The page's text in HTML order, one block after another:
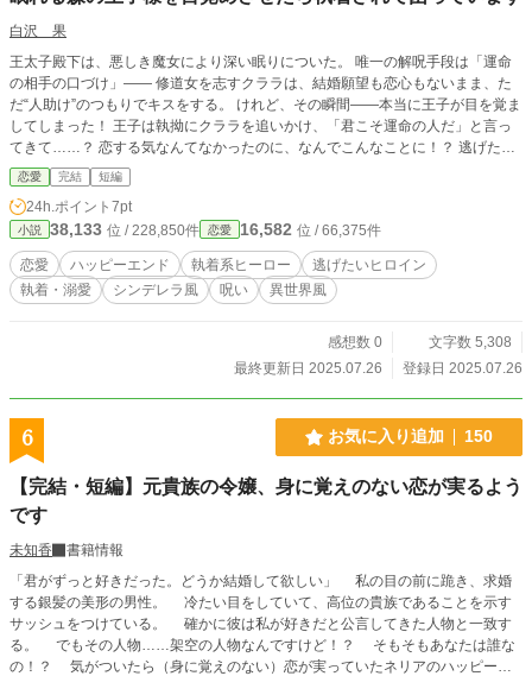
白沢 果
王太子殿下は、悪しき魔女により深い眠りについた。 唯一の解呪手段は「運命
の相手の口づけ」—— 修道女を志すクララは、結婚願望も恋心もないまま、た
だ“人助け”のつもりでキスをする。 けれど、その瞬間——本当に王子が目を覚ま
してしまった！ 王子は執拗にクララを追いかけ、「君こそ運命の人だ」と言っ
てきて……？ 恋する気なんてなかったのに、なんでこんなことに！？ 逃げたい
修道女志望×一途に迫る目覚めの王子、 ――すれ違いすぎな“運命”のラブファン
タジー短編！ ※この短編が気に入っていただけたら、長編化を検討中です。
恋愛 完結 短編
24h.ポイント 7pt
小説 38,133 位 / 228,850件 恋愛 16,582 位 / 66,375件
恋愛 ハッピーエンド 執着系ヒーロー
逃げたいヒロイン
執着・溺愛
シンデレラ風 呪い 異世界風
感想数 0
文字数 5,308
最終更新日 2025.07.26
登録日 2025.07.26
6 お気に入り追加 150
【完結・短編】元貴族の令嬢、身に覚えのない恋が実るよう
です
未知香
書籍情報
「君がずっと好きだった。どうか結婚して欲しい」 私の目の前に跪き、求婚
する銀髪の美形の男性。 冷たい目をしていて、高位の貴族であることを示す
サッシュをつけている。 確かに彼は私が好きだと公言してきた人物と一致す
る。 でもその人物……架空の人物なんですけど！？ そもそもあなたは誰な
の！？ 気がついたら（身に覚えのない）恋が実っていたネリアのハッピーエ